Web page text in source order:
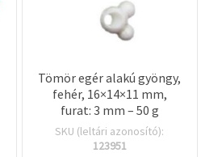
Tömör egér alakú gyöngy,
fehér, 16×14×11 mm,
furat: 3 mm – 50 g
SKU (leltári azonosító):
123951